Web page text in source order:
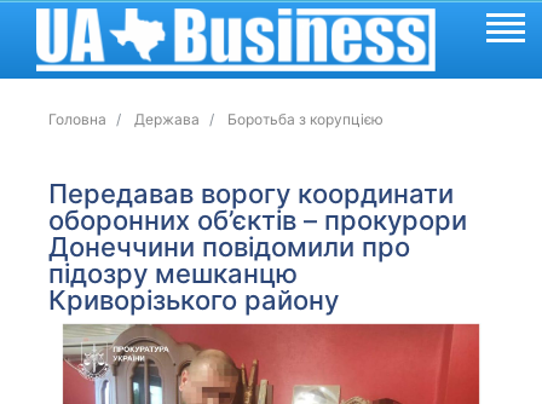
Головна Держава Боротьба з корупцією
Передавав ворогу координати
оборонних об’єктів – прокурори
Донеччини повідомили про
підозру мешканцю
Криворізького району